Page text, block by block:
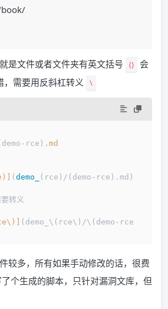
是文件或者文件夹有英文括号 () 会
需要用反斜杠转义
\
rce) .md
( demo_ (rce)/(demo-rce).md)
转义
(demo_\(rce\)/\(demo-rce
较多，所有如果手动修改的话，很费
个生成的脚本，只针对漏洞文库，但